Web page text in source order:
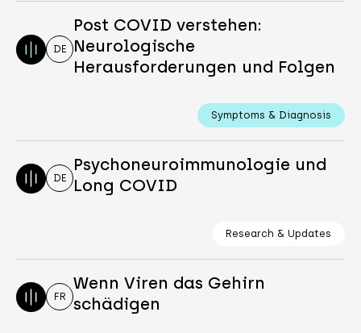
DE
Post COVID verstehen:
Neurologische
Herausforderungen und Folgen
Symptoms & Diagnosis
DE
Psychoneuroimmunologie und
Long COVID
Research & Updates
FR
Wenn Viren das Gehirn
schädigen